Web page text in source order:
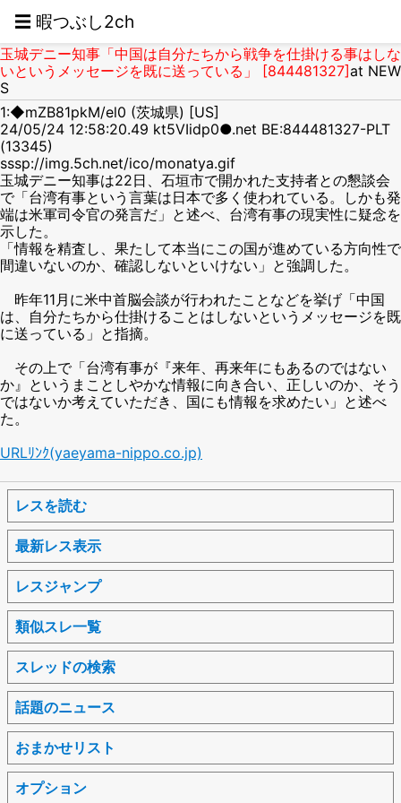
☰ 暇つぶし2ch
玉城デニー知事「中国は自分たちから戦争を仕掛ける事はしな
いというメッセージを既に送っている」 [844481327]at NEW
S
1:◆mZB81pkM/el0 (茨城県) [US]
24/05/24 12:58:20.49 kt5VIidp0●.net BE:844481327-PLT
(13345)
sssp://img.5ch.net/ico/monatya.gif
玉城デニー知事は22日、石垣市で開かれた支持者との懇談会
で「台湾有事という言葉は日本で多く使われている。しかも発
端は米軍司令官の発言だ」と述べ、台湾有事の現実性に疑念を
示した。
「情報を精査し、果たして本当にこの国が進めている方向性で
間違いないのか、確認しないといけない」と強調した。
昨年11月に米中首脳会談が行われたことなどを挙げ「中国
は、自分たちから仕掛けることはしないというメッセージを既
に送っている」と指摘。
その上で「台湾有事が『来年、再来年にもあるのではない
か』というまことしやかな情報に向き合い、正しいのか、そう
ではないか考えていただき、国にも情報を求めたい」と述べ
た。
URLﾘﾝｸ(yaeyama-nippo.co.jp)
レスを読む
最新レス表示
レスジャンプ
類似スレ一覧
スレッドの検索
話題のニュース
おまかせリスト
オプション